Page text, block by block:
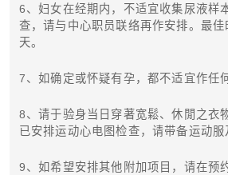
6、妇女在经期内，不适宜收集尿液样
查，请与中心职员联络再作安排。最
天。
7、如确定或怀疑有孕，都不适宜作任
8、请于验身当日穿著宽鬆、休閒之衣
已安排运动心电图检查，请带备运动服
9、如希望安排其他附加项目，请在预